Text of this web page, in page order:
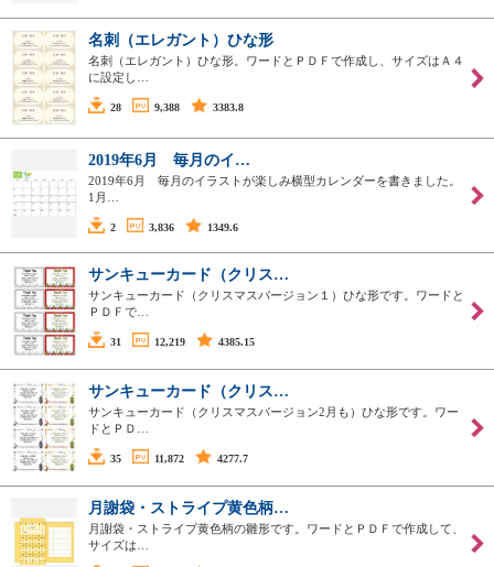
名刺（エレガント）ひな形
名刺（エレガント）ひな形。ワードとＰＤＦで作成し、サイズはＡ４
に設定し…
28 9,388 3383.8
2019年6月 毎月のイ…
2019年6月 毎月のイラストが楽しみ横型カレンダーを書きました。
1月…
2 3,836 1349.6
サンキューカード（クリス…
サンキューカード（クリスマスバージョン１）ひな形です。ワードと
ＰＤＦで…
31 12,219 4385.15
サンキューカード（クリス…
サンキューカード（クリスマスバージョン2月も）ひな形です。ワー
ドとＰＤ…
35 11,872 4277.7
月謝袋・ストライプ黄色柄…
月謝袋・ストライプ黄色柄の雛形です。ワードとＰＤＦで作成して、
サイズは…